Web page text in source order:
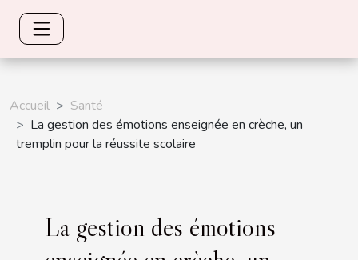
Accueil
Santé
La gestion des émotions enseignée en crèche, un
tremplin pour la réussite scolaire
La gestion des émotions